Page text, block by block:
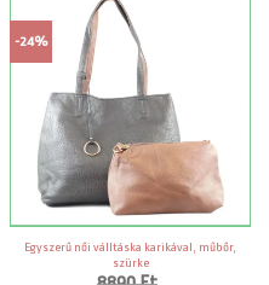
-24%
Egyszerű női válltáska karikával, műbőr,
szürke